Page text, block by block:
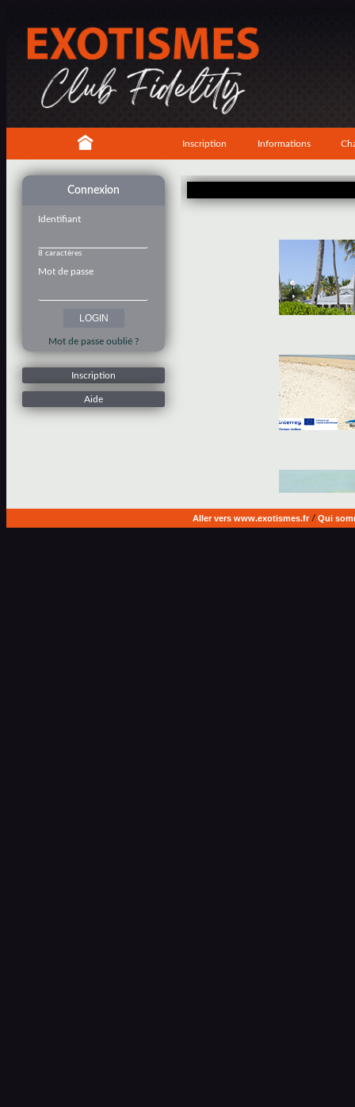
Inscription Informations
Connexion
Identifiant
8 caractères
Mot de passe
Mot de passe oublié ?
Inscription
Aide
Aller vers www.exotismes.fr/ Qui